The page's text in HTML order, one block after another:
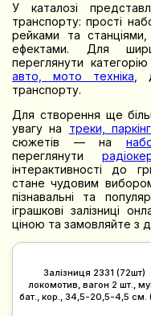
У каталозі
транспорту: прості
рейками та
ефектами. Для
переглянути категорію
авто, мото техніка ,
транспорту.
Для створення ще
увагу на треки,
сюжетів — на
переглянути
інтерактивності до
стане чудовим
пізнавальні та
іграшкові залізниці
ціною та замовляйте з
Залізниця 2331 (72шт)
локомотив, вагон 2 шт.,
бат., кор., 34,5-20,5-4,5 см.